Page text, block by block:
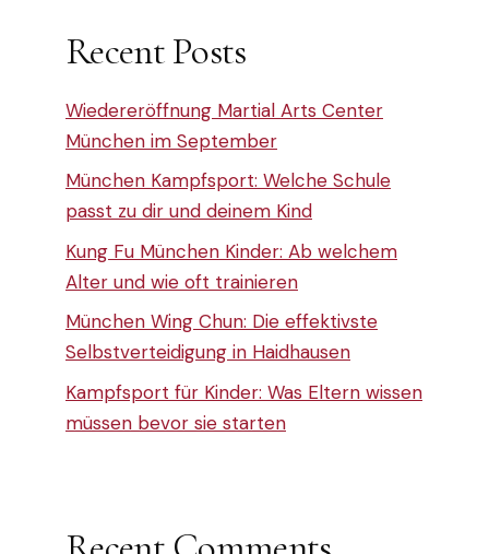
Recent Posts
Wiedereröffnung Martial Arts Center
München im September
München Kampfsport: Welche Schule
passt zu dir und deinem Kind
Kung Fu München Kinder: Ab welchem
Alter und wie oft trainieren
München Wing Chun: Die effektivste
Selbstverteidigung in Haidhausen
Kampfsport für Kinder: Was Eltern wissen
müssen bevor sie starten